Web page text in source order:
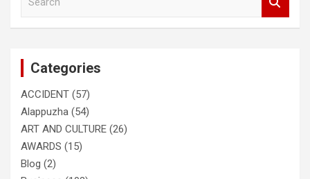
Categories
ACCIDENT (57)
Alappuzha (54)
ART AND CULTURE (26)
AWARDS (15)
Blog (2)